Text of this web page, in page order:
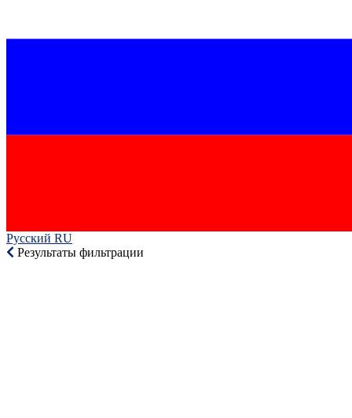
Русский RU‎
Результаты фильтрации